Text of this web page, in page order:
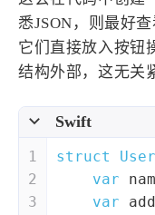
悉JSON，则最好
它们直接放入按钮
结构外部，这无关
Swift
1
2
3
struct User
var
var